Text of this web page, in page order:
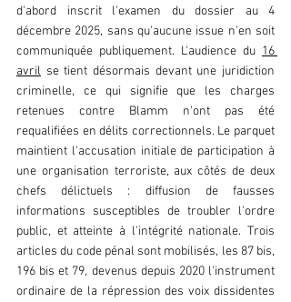
d'abord inscrit l'examen du dossier au 4
décembre 2025, sans qu'aucune issue n'en soit
communiquée publiquement. L'audience du 16
avril se tient désormais devant une juridiction
criminelle, ce qui signifie que les charges
retenues contre Blamm n'ont pas été
requalifiées en délits correctionnels. Le parquet
maintient l'accusation initiale de participation à
une organisation terroriste, aux côtés de deux
chefs délictuels : diffusion de fausses
informations susceptibles de troubler l'ordre
public, et atteinte à l'intégrité nationale. Trois
articles du code pénal sont mobilisés, les 87 bis,
196 bis et 79, devenus depuis 2020 l'instrument
ordinaire de la répression des voix dissidentes